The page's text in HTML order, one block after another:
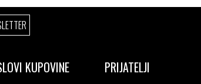
Izaberi željeni broj:
KUPOVINE PRIJATELJI